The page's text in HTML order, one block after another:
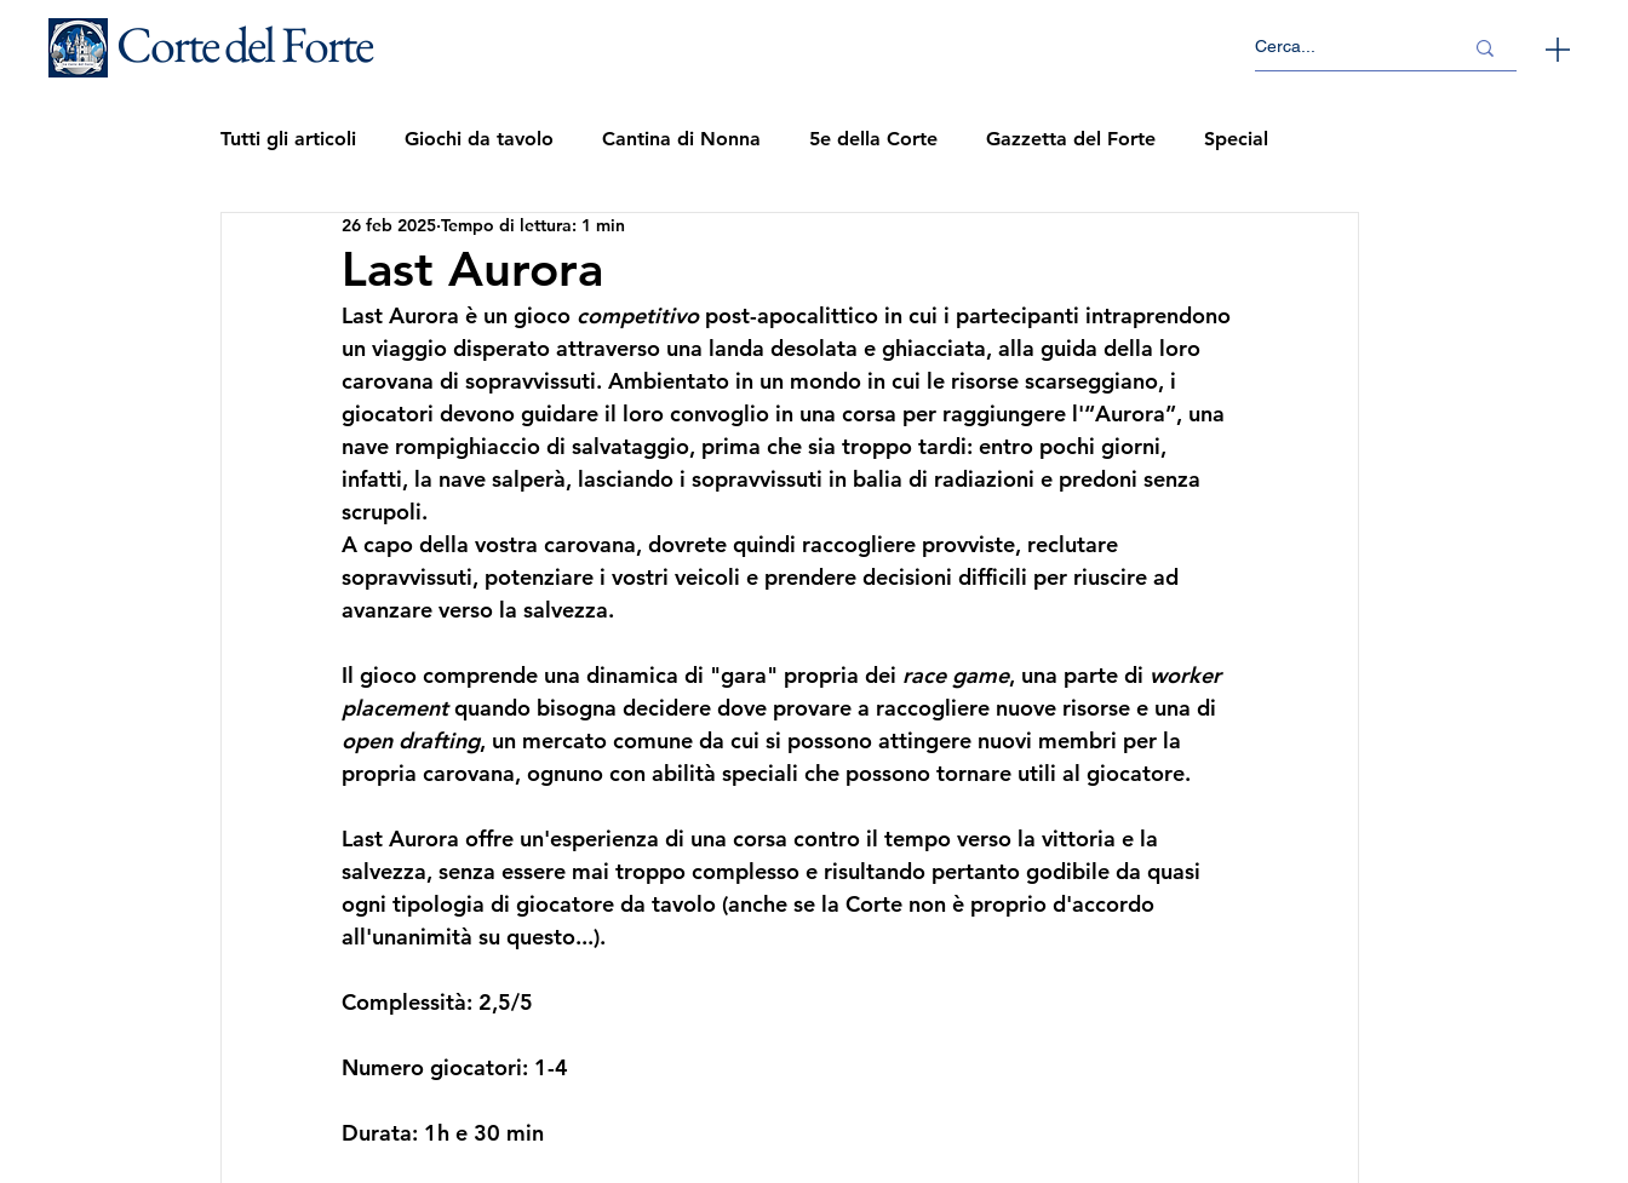
Corte del Forte
Tutti gli articoli Giochi da tavolo Cantina di Nonna 5e della Corte Gazzetta del Forte Special
Fortecedario
Last Aurora
26 feb 2025 Tempo di lettura: 1 min
Last Aurora è un gioco competitivo post-apocalittico in cui i partecipanti intraprendono
un viaggio disperato attraverso una landa desolata e ghiacciata, alla guida della loro
carovana di sopravvissuti. Ambientato in un mondo in cui le risorse scarseggiano, i
giocatori devono guidare il loro convoglio in una corsa per raggiungere l'“Aurora”, una
nave rompighiaccio di salvataggio, prima che sia troppo tardi: entro pochi giorni,
infatti, la nave salperà, lasciando i sopravvissuti in balia di radiazioni e predoni senza
scrupoli.
A capo della vostra carovana, dovrete quindi raccogliere provviste, reclutare
sopravvissuti, potenziare i vostri veicoli e prendere decisioni difficili per riuscire ad
avanzare verso la salvezza.
Il gioco comprende una dinamica di "gara" propria dei race game, una parte di worker
placement quando bisogna decidere dove provare a raccogliere nuove risorse e una di
open drafting, un mercato comune da cui si possono attingere nuovi membri per la
propria carovana, ognuno con abilità speciali che possono tornare utili al giocatore.
Last Aurora offre un'esperienza di una corsa contro il tempo verso la vittoria e la
salvezza, senza essere mai troppo complesso e risultando pertanto godibile da quasi
ogni tipologia di giocatore da tavolo (anche se la Corte non è proprio d'accordo
all'unanimità su questo...).
Complessità: 2,5/5
Numero giocatori: 1-4
Durata: 1h e 30 min